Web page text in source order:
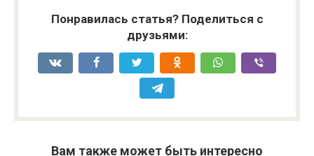
Понравилась статья? Поделиться с
друзьями:
Вам также может быть интересно